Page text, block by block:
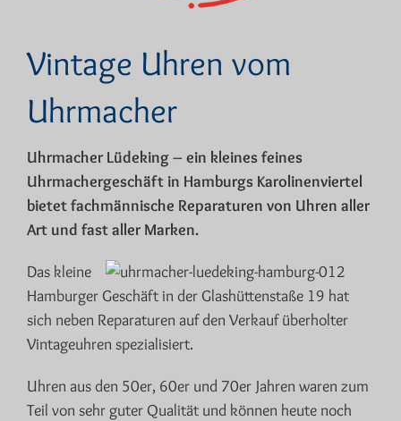
Vintage Uhren vom
Uhrmacher
Uhrmacher Lüdeking – ein kleines feines
Uhrmachergeschäft in Hamburgs Karolinenviertel
bietet fachmännische Reparaturen von Uhren aller
Art und fast aller Marken.
Das kleine
Hamburger Geschäft in der Glashüttenstaße 19 hat
sich neben Reparaturen auf den Verkauf überholter
Vintageuhren spezialisiert.
Uhren aus den 50er, 60er und 70er Jahren waren zum
Teil von sehr guter Qualität und können heute noch